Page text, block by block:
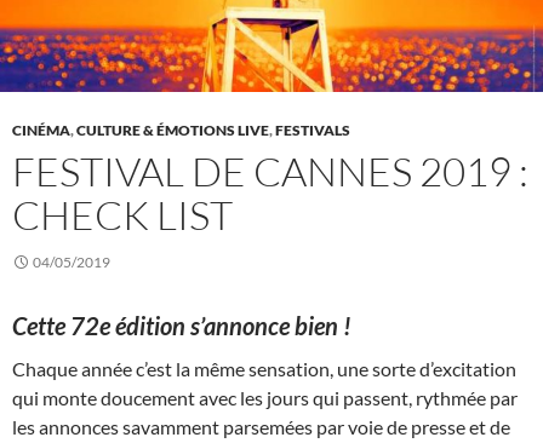
CINÉMA,CULTURE & ÉMOTIONS LIVE,FESTIVALS
FESTIVAL DE CANNES 2019 :
CHECK LIST
04/05/2019
Cette 72e édition s’annonce bien !
Chaque année c’est la même sensation, une sorte d’excitation
qui monte doucement avec les jours qui passent, rythmée par
les annonces savamment parsemées par voie de presse et de